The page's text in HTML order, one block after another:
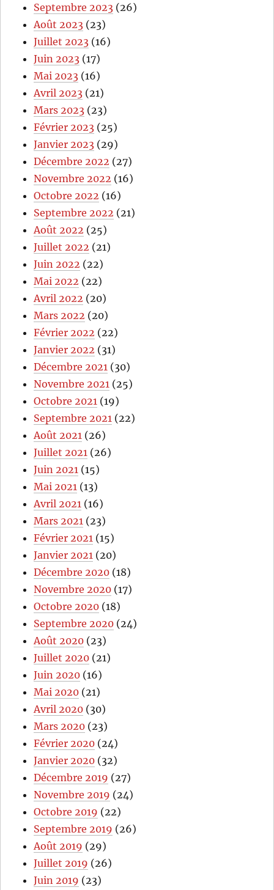
Septembre 2023 (26)
Août 2023 (23)
Juillet 2023 (16)
Juin 2023 (17)
Mai 2023 (16)
Avril 2023 (21)
Mars 2023 (23)
Février 2023 (25)
Janvier 2023 (29)
Décembre 2022 (27)
Novembre 2022 (16)
Octobre 2022 (16)
Septembre 2022 (21)
Août 2022 (25)
Juillet 2022 (21)
Juin 2022 (22)
Mai 2022 (22)
Avril 2022 (20)
Mars 2022 (20)
Février 2022 (22)
Janvier 2022 (31)
Décembre 2021 (30)
Novembre 2021 (25)
Octobre 2021 (19)
Septembre 2021 (22)
Août 2021 (26)
Juillet 2021 (26)
Juin 2021 (15)
Mai 2021 (13)
Avril 2021 (16)
Mars 2021 (23)
Février 2021 (15)
Janvier 2021 (20)
Décembre 2020 (18)
Novembre 2020 (17)
Octobre 2020 (18)
Septembre 2020 (24)
Août 2020 (23)
Juillet 2020 (21)
Juin 2020 (16)
Mai 2020 (21)
Avril 2020 (30)
Mars 2020 (23)
Février 2020 (24)
Janvier 2020 (32)
Décembre 2019 (27)
Novembre 2019 (24)
Octobre 2019 (22)
Septembre 2019 (26)
Août 2019 (29)
Juillet 2019 (26)
Juin 2019 (23)